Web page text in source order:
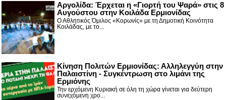
Αργολίδα: Έρχεται η «Γιορτή του Ψαρά» στις 8
Αυγούστου στην Κοιλάδα Ερμιονίδας
Ο Αθλητικός Όμιλος «Κορωνίς» με τη Δημοτική Κοινότητα
Κοιλάδας, με το...
Κίνηση Πολιτών Ερμιονίδας: Αλληλεγγύη στην
Παλαιστίνη - Συγκέντρωση στο λιμάνι της
Ερμιόνης
Την ερχόμενη Κυριακή σε όλη τη χώρα γίνεται για δεύτερη
συνεχόμενη χρο...